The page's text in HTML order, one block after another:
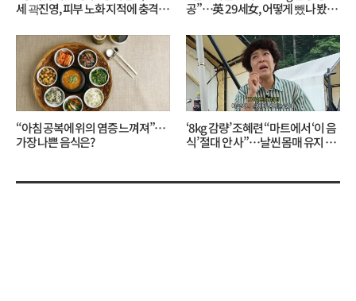
세 곽진영, 피부 노화 지적에 충격…
공”…英 29세女, 어떻게 뺐나 봤더
“아침 공복에 위의 염증 느껴져”…
가장 나쁜 음식은?
‘8kg 감량’ 조혜련 “마트에서 ‘이 음
식’ 절대 안 사”…날씬 몸매 유지 비